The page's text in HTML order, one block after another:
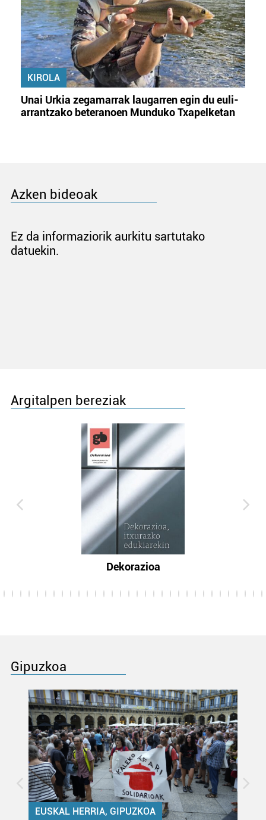
KIROLA
Unai Urkia zegamarrak laugarren egin du euli-
arrantzako beteranoen Munduko Txapelketan
Azken bideoak
Ez da informaziorik aurkitu sartutako
datuekin.
Argitalpen bereziak
Dekorazioa
Gipuzkoa
EUSKAL HERRIA, GIPUZKOA